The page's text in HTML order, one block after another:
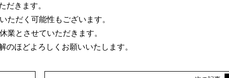
だきます。
ただく可能性もございます。
業とさせていただきます。
ほどよろしくお願いいたします。